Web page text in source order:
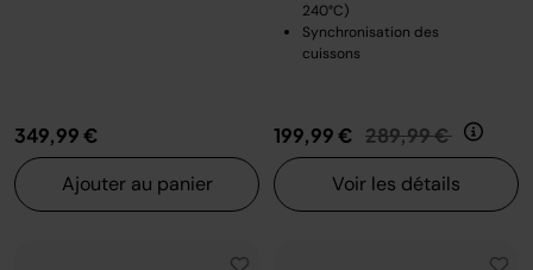
349,99 €
Ajouter au panier
240°C)
Synchronisation des
cuissons
199,99 € Prix réduit de
289,99 € au
Voir les détails